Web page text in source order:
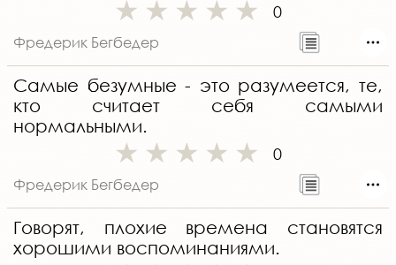
0
Фредерик Бегбедер
Самые безумные - это разумеется, те,
кто считает себя самыми
нормальными.
0
Фредерик Бегбедер
Говорят, плохие времена становятся
хорошими воспоминаниями.